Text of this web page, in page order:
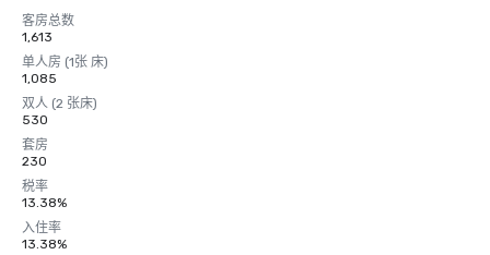
客房总数
1,613
单人房 (1张 床)
1,085
双人 (2 张床)
530
套房
230
税率
13.38%
入住率
13.38%